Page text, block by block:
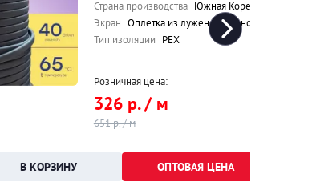
Страна производства Южная Корея
Экран Оплетка из луженой медной проволоки
Тип изоляции PEX
Розничная цена:
326 р. / м
651 р. / м
ОПТОВАЯ ЦЕНА